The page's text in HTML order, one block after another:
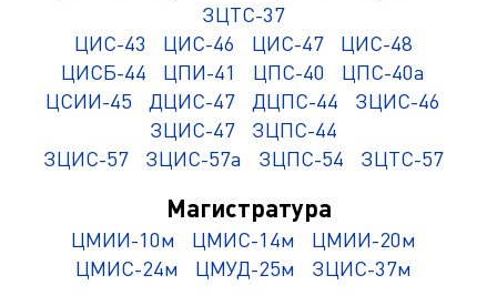
ЗЦТС-37
ЦИС-43
ЦИС-46 ЦИС-47
ЦИС-48
ЦИСБ-44
ЦПИ-41 ЦПС-40
ЦПС-40а
ЦСИИ-45
ДЦИС-47 ДЦПС-44
ЗЦИС-46
ЗЦИС-47
ЗЦПС-44
ЗЦИС-57
ЗЦИС-57а ЗЦПС-54 ЗЦТС-57
Магистратура
ЦМИИ-10м ЦМИС-14м
ЦМИИ-20м
ЦМИС-24м
ЦМУД-25м ЗЦИС-37м